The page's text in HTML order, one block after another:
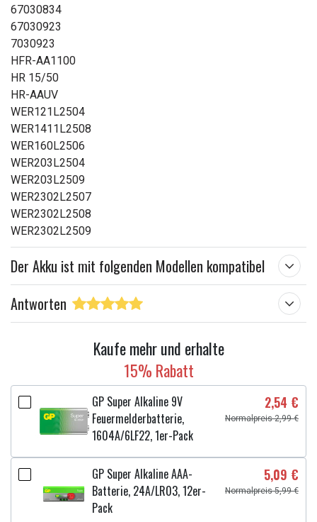
67030834
67030923
7030923
HFR-AA1100
HR 15/50
HR-AAUV
WER121L2504
WER1411L2508
WER160L2506
WER203L2504
WER203L2509
WER2302L2507
WER2302L2508
WER2302L2509
Der Akku ist mit folgenden Modellen kompatibel
Antworten
Kaufe mehr und erhalte
15% Rabatt
GP Super Alkaline 9V
Feuermelderbatterie,
1604A/6LF22, 1er-Pack
2,54 €
Normalpreis 2,99 €
GP Super Alkaline AAA-
Batterie, 24A/LR03, 12er-
Pack
5,09 €
Normalpreis 5,99 €